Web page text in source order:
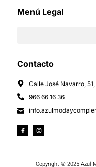
Menú Legal
Contacto
Calle José Navarro,
966 66 16 36
Copyright © 2025 Azul